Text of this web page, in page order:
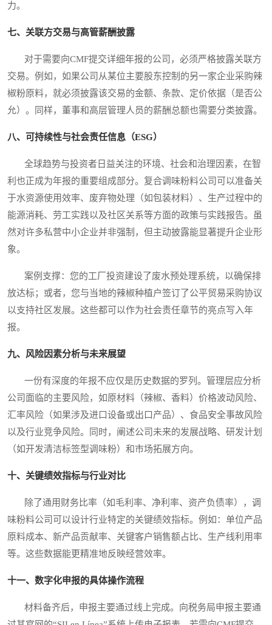
力。
七、关联方交易与高管薪酬披露
对于需要向CMF提交详细年报的公司，必须严格披露关联方
交易。例如，如果公司从某位主要股东控制的另一家企业采购辣
椒粉原料，就必须披露该交易的金额、条款、定价依据（是否公
允）。同样，董事和高层管理人员的薪酬总额也需要分类披露。
八、可持续性与社会责任信息（ESG）
全球趋势与投资者日益关注的环境、社会和治理因素，在智
利也正成为年报的重要组成部分。复合调味粉料公司可以准备关
于水资源使用效率、废弃物处理（如包装材料）、生产过程中的
能源消耗、劳工实践以及社区关系等方面的政策与实践报告。虽
然对许多私营中小企业并非强制，但主动披露能显著提升企业形
象。
案例支撑：您的工厂投资建设了废水预处理系统，以确保排
放达标；或者，您与当地的辣椒种植户签订了公平贸易采购协议
以支持社区发展。这些都可以作为社会责任章节的亮点写入年
报。
九、风险因素分析与未来展望
一份有深度的年报不应仅是历史数据的罗列。管理层应分析
公司面临的主要风险，如原材料（辣椒、香料）价格波动风险、
汇率风险（如果涉及进口设备或出口产品）、食品安全事故风险
以及行业竞争风险。同时，阐述公司未来的发展战略、研发计划
（如开发清洁标签型调味粉）和市场拓展方向。
十、关键绩效指标与行业对比
除了通用财务比率（如毛利率、净利率、资产负债率），调
味粉料公司可以设计行业特定的关键绩效指标。例如：单位产品
原料成本、新产品贡献率、关键客户销售额占比、生产线利用率
等。这些数据能更精准地反映经营效率。
十一、数字化申报的具体操作流程
材料备齐后，申报主要通过线上完成。向税务局申报主要通